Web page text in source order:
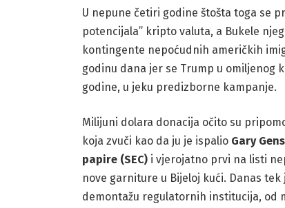
U nepune četiri godine štošta toga se
potencijala” kripto valuta, a Bukele
kontingente nepoćudnih američkih
godinu dana jer se Trump u
godine, u jeku predizborne kampanje.
Milijuni dolara donacija očito su
koja zvuči kao da ju je ispalio Gary
papire (SEC)i vjerojatno prvi na listi
nove garniture u Bijeloj kući. Danas
demontažu regulatornih institucija, od